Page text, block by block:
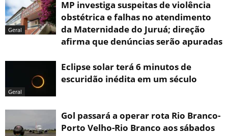
Geral
MP investiga suspeitas de violência
obstétrica e falhas no atendimento
da Maternidade do Juruá; direção
afirma que denúncias serão apuradas
Geral
Eclipse solar terá 6 minutos de
escuridão inédita em um século
Gol passará a operar rota Rio Branco-
Porto Velho-Rio Branco aos sábados